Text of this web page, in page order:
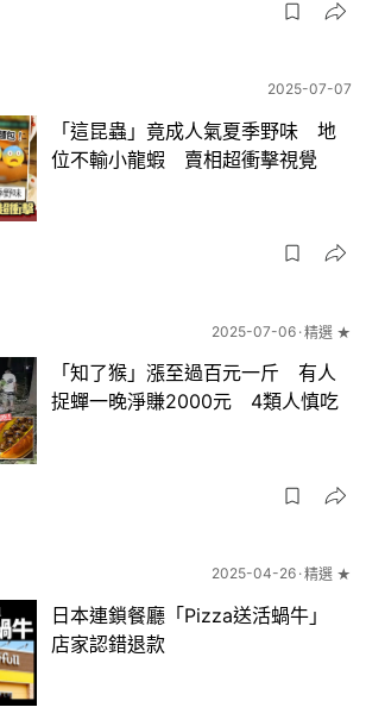
2025-07-07
「這昆蟲」竟成人氣夏季野味 地
位不輸小龍蝦 賣相超衝擊視覺
2025-07-06 精選 ★
「知了猴」漲至過百元一斤 有人
捉蟬一晚淨賺2000元 4類人慎吃
2025-04-26 精選 ★
日本連鎖餐廳「Pizza送活蝸牛」
店家認錯退款